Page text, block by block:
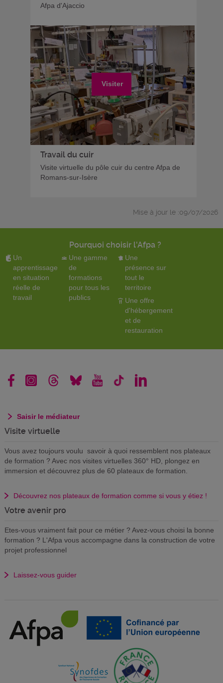
Afpa d'Ajaccio
Visiter
Travail du cuir
Visite virtuelle du pôle cuir du centre Afpa de
Romans-sur-Isère
Mise à jour le :09/07/2026
Pourquoi choisir l'Afpa ?
Un
apprentissage
en situation
réelle de
travail
Une gamme
de
formations
pour tous les
publics
Une
présence sur
tout le
territoire
Une offre
d'hébergement
et de
restauration
Saisir le médiateur
Visite virtuelle
Vous avez toujours voulu savoir à quoi ressemblent nos plateaux
de formation ? Avec nos visites virtuelles 360° HD, plongez en
immersion et découvrez plus de 60 plateaux de formation.
Découvrez nos plateaux de formation comme si vous y étiez !
Votre avenir pro
Etes-vous vraiment fait pour ce métier ? Avez-vous choisi la bonne
formation ? L'Afpa vous accompagne dans la construction de votre
projet professionnel
Laissez-vous guider